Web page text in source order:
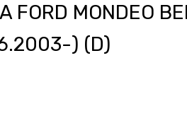
FORD MONDEO
) (D)